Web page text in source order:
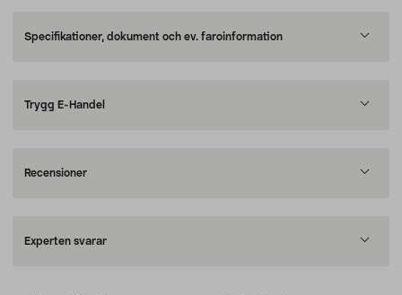
Specifikationer, dokument och ev. faroinformation
Trygg E-Handel
Recensioner
Experten svarar